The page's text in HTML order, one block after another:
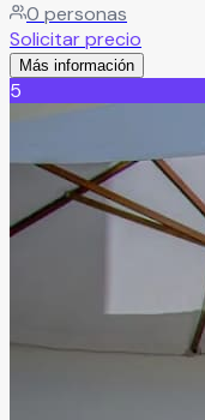
tradición, belleza y encanto
una de las primeras
espacio conserva la
ofreciendo un
graduaciones y eventos
cuenta con una
central, creando una
perfecta para
Hacienda Las
para brindar
lleno de carácter y
0 personas
Solicitar precio
Más información
5